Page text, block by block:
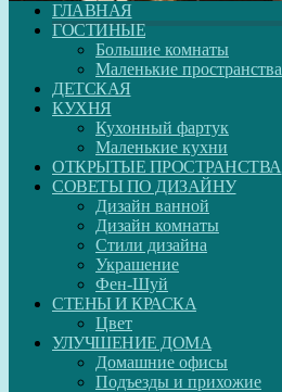
ГЛАВНАЯ
ГОСТИНЫЕ
Большие комнаты
Маленькие пространства
ДЕТСКАЯ
КУХНЯ
Кухонный фартук
Маленькие кухни
ОТКРЫТЫЕ ПРОСТРАНСТВА
СОВЕТЫ ПО ДИЗАЙНУ
Дизайн ванной
Дизайн комнаты
Стили дизайна
Украшение
Фен-Шуй
СТЕНЫ И КРАСКА
Цвет
УЛУЧШЕНИЕ ДОМА
Домашние офисы
Подъезды и прихожие